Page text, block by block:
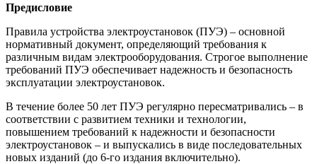
Предисловие
Правила устройства электроустановок (ПУЭ) – основной
нормативный документ, определяющий требования к
различным видам электрооборудования. Строгое выполнение
требований ПУЭ обеспечивает надежность и безопасность
эксплуатации электроустановок.
В течение более 50 лет ПУЭ регулярно пересматривались – в
соответствии с развитием техники и технологии,
повышением требований к надежности и безопасности
электроустановок – и выпускались в виде последовательных
новых изданий (до 6-го издания включительно).